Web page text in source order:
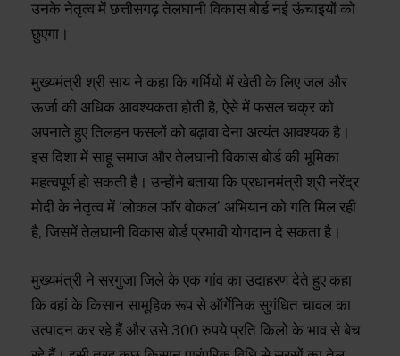
उनके नेतृत्व में छत्तीसगढ़ तेलघानी विकास बोर्ड नई ऊंचाइयों को
छुएगा।
मुख्यमंत्री श्री साय ने कहा कि गर्मियों में खेती के लिए जल और
ऊर्जा की अधिक आवश्यकता होती है, ऐसे में फसल चक्र को
अपनाते हुए तिलहन फसलों को बढ़ावा देना अत्यंत आवश्यक है।
इस दिशा में साहू समाज और तेलघानी विकास बोर्ड की भूमिका
महत्वपूर्ण हो सकती है। उन्होंने बताया कि प्रधानमंत्री श्री नरेंद्र
मोदी के नेतृत्व में ‘लोकल फॉर वोकल’ अभियान को गति मिल रही
है, जिसमें तेलघानी विकास बोर्ड प्रभावी योगदान दे सकता है।
मुख्यमंत्री ने सरगुजा जिले के एक गांव का उदाहरण देते हुए कहा
कि वहां के किसान सामूहिक रूप से ऑर्गेनिक सुगंधित चावल का
उत्पादन कर रहे हैं और उसे 300 रुपये प्रति किलो के भाव से बेच